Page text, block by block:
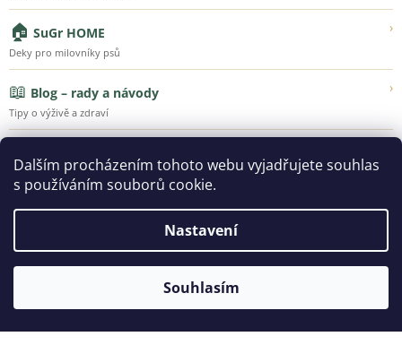
Dalším procházením tohoto webu vyjadřujete souhlas
s používáním souborů cookie.
Nastavení
Souhlasím
🏠 SuGr HOME ›
Deky pro milovníky psů
📖 Blog – rady a návody ›
Tipy o výživě a zdraví
Poznejte Super-Granule
Copyright 2026SUPER-GRANULE.CZ | Jsme tu pro ty, kteří
vás milují.... Všechna práva vyhrazena.